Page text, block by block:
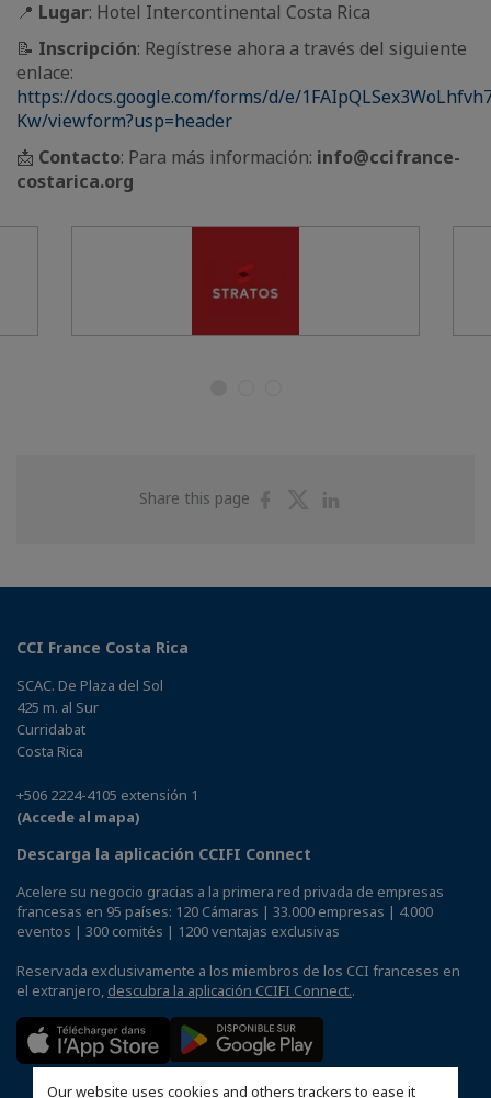
Our website uses cookies and others trackers to ease it
📍 Lugar: Hotel Intercontinental Costa Rica
📝 Inscripción: Regístrese ahora a través del siguiente
enlace:
https://docs.google.com/forms/d/e/
Kw/viewform?usp=header
📩 Contacto: Para más información: info@ccifrance-
costarica.org
Share this page
ShareShare
CCI France Costa Rica
SCAC. De Plaza del Sol
425 m. al Sur
Curridabat
Costa Rica
+506 2224-4105 extensión 1
(Accede al mapa)
Descarga la aplicación CCIFI Connect
Acelere su negocio gracias a la primera red privada de empresas
francesas en 95 países: 120 Cámaras | 33.000 empresas | 4.000
eventos | 300 comités | 1200 ventajas exclusivas
Reservada exclusivamente a los miembros de los CCI franceses en
el extranjero, descubra la aplicación CCIFI Connect..